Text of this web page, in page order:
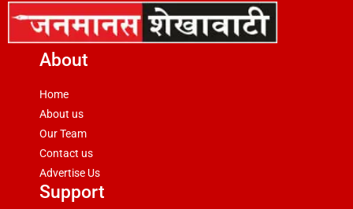
About
Home
About us
Our Team
Contact us
Advertise Us
Support